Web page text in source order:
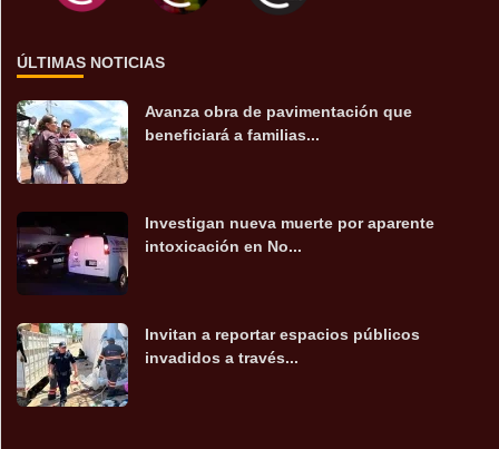
ÚLTIMAS NOTICIAS
Avanza obra de pavimentación que
beneficiará a familias...
Investigan nueva muerte por aparente
intoxicación en No...
Invitan a reportar espacios públicos
invadidos a través...